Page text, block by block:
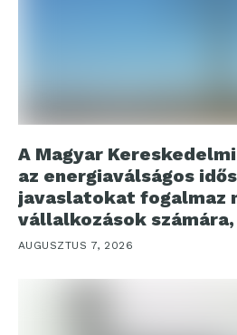
A Magyar
az energiaválságos
javaslatokat fogalmaz
vállalkozások számára,
AUGUSZTUS 7, 2026